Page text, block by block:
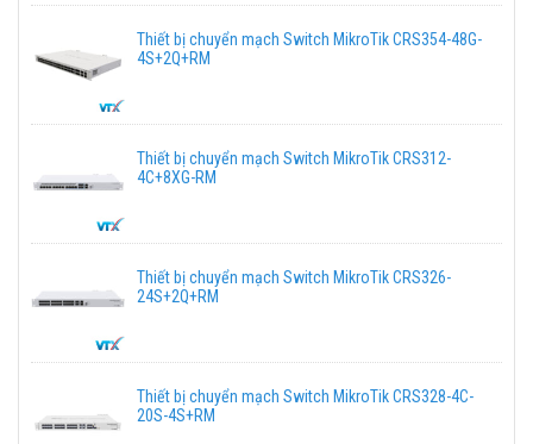
Thiết bị chuyển mạch Switch MikroTik CRS354-48G-
4S+2Q+RM
Thiết bị chuyển mạch Switch MikroTik CRS312-
4C+8XG-RM
Thiết bị chuyển mạch Switch MikroTik CRS326-
24S+2Q+RM
Thiết bị chuyển mạch Switch MikroTik CRS328-4C-
20S-4S+RM